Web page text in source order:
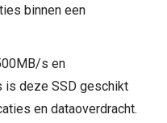
binnen een
s en
deze SSD geschikt
en dataoverdracht.